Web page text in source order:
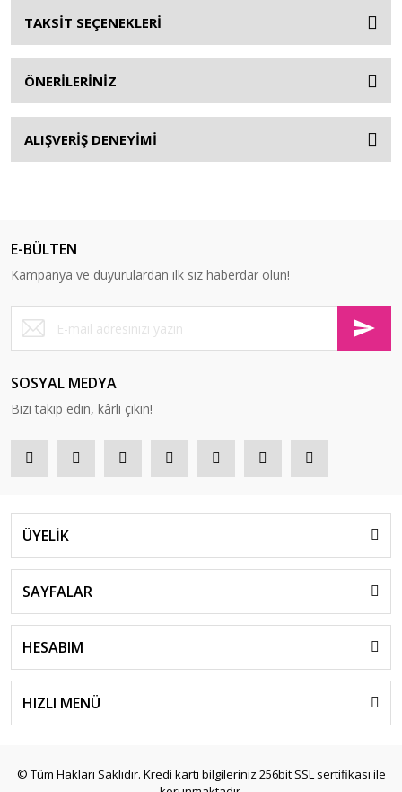
TAKSİT SEÇENEKLERİ
ÖNERİLERİNİZ
ALIŞVERİŞ DENEYİMİ
E-BÜLTEN
Kampanya ve duyurulardan ilk siz haberdar olun!
SOSYAL MEDYA
Bizi takip edin, kârlı çıkın!
ÜYELİK
SAYFALAR
HESABIM
HIZLI MENÜ
© Tüm Hakları Saklıdır. Kredi kartı bilgileriniz 256bit SSL sertifikası ile